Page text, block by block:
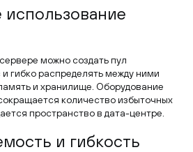
можно создать пул
гибко распределять между ними
и хранилище. Оборудование
количество избыточных
пространство в дата-центре.
и гибкость